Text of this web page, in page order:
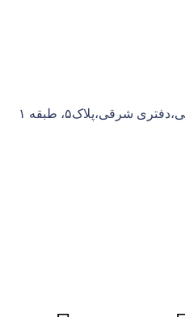
شرقی،پلاک۵، طبقه ۱